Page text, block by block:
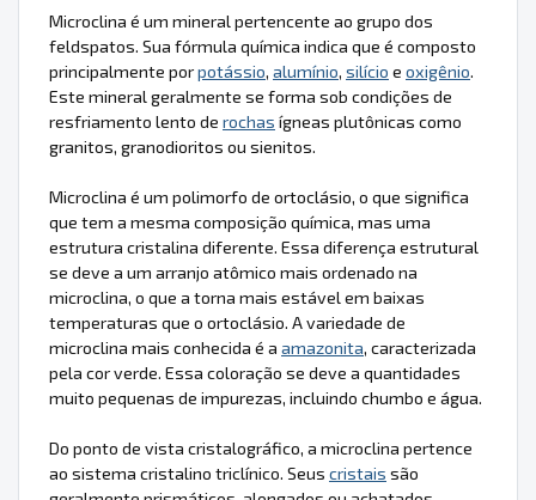
Microclina é um mineral pertencente ao grupo dos
feldspatos. Sua fórmula química indica que é composto
principalmente porpotássio, alumínio, silício e oxigênio.
Este mineral geralmente se forma sob condições de
resfriamento lento de rochas ígneas plutônicas como
granitos, granodioritos ou sienitos.
Microclina é um polimorfo de ortoclásio, o que significa
que tem a mesma composição química, mas uma
estrutura cristalina diferente. Essa diferença estrutural
se deve a um arranjo atômico mais ordenado na
microclina, o que a torna mais estável em baixas
temperaturas que o ortoclásio. A variedade de
microclina mais conhecida é a amazonita, caracterizada
pela cor verde. Essa coloração se deve a quantidades
muito pequenas de impurezas, incluindo chumbo e água.
Do ponto de vista cristalográfico, a microclina pertence
ao sistema cristalino triclínico. Seus cristais são